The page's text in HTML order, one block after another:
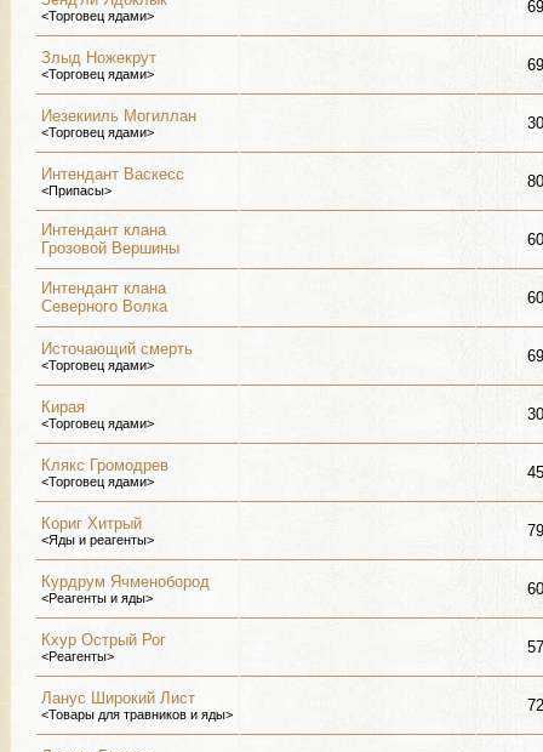
<Торговец ядами> 69
Злыд Ножекрут
<Торговец ядами> 69
Иезекииль Могиллан
<Торговец ядами> 30
Интендант Васкесс
<Припасы> 80
Интендант клана
Грозовой Вершины
60
Интендант клана
Северного Волка
60
Источающий смерть
<Торговец ядами> 69
Кирая
<Торговец ядами> 30
Клякс Громодрев
<Торговец ядами> 45
Кориг Хитрый
<Яды и реагенты> 79
Курдрум Ячменобород
<Реагенты и яды> 60
Кхур Острый Рог
<Реагенты> 57
Ланус Широкий Лист
<Товары для травников и яды> 72